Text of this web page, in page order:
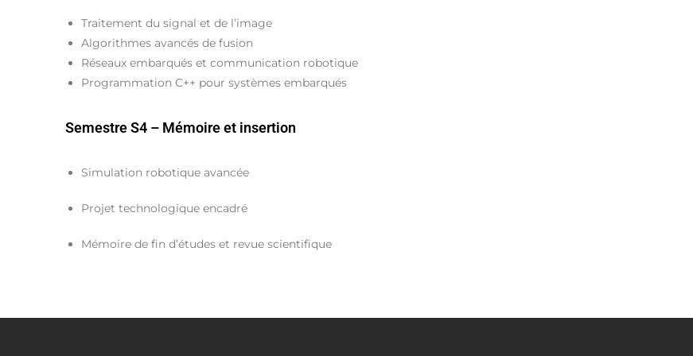
Traitement du signal et de l’image
Algorithmes avancés de fusion
Réseaux embarqués et communication robotique
Programmation C++ pour systèmes embarqués
Semestre S4 – Mémoire et insertion
Simulation robotique avancée
Projet technologique encadré
Mémoire de fin d’études et revue scientifique